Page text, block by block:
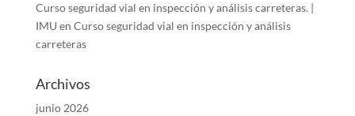
Curso seguridad vial en inspección y análisis carreteras. |
IMU en Curso seguridad vial en inspección y análisis
carreteras
Archivos
junio 2026